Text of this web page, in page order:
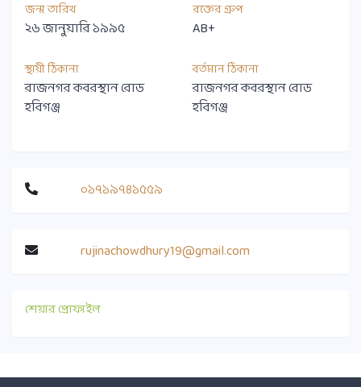
জন্ম তারিখ
২৬ জানুয়ারি ১৯৯৫
রক্তের গ্রুপ
AB+
স্থায়ী ঠিকানা
রাজনগর কবরস্থান রোড
হবিগঞ্জ
বর্তমান ঠিকানা
রাজনগর কবরস্থান রোড
হবিগঞ্জ
০১৭১৯৭৪১৫৫৯
rujinachowdhury19@gmail.com
শেয়ার প্রোফাইল